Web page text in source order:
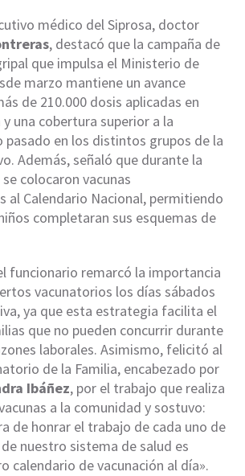
médico del Siprosa, doctor
, destacó que la campaña de
que impulsa el Ministerio de
marzo mantiene un avance
de 210.000 dosis aplicadas en
una cobertura superior a la
pasado en los distintos grupos de la
Además, señaló que durante la
colocaron vacunas
al Calendario Nacional, permitiendo
completaran sus esquemas de
funcionario remarcó la importancia
vacunatorios los días sábados
ya que esta estrategia facilita el
que no pueden concurrir durante
laborales. Asimismo, felicitó al
de la Familia, encabezado por
Ibáñez, por el trabajo que realiza
a la comunidad y sostuvo:
de honrar el trabajo de cada uno de
nuestro sistema de salud es
calendario de vacunación al día».